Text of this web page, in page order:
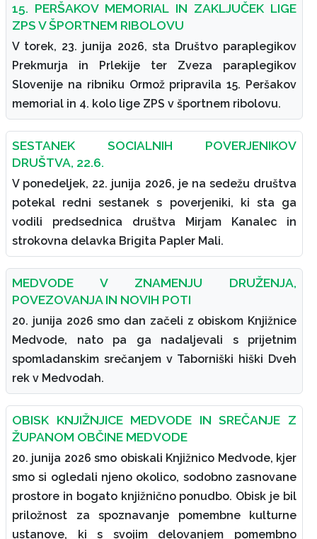
15. PERŠAKOV MEMORIAL IN ZAKLJUČEK LIGE
ZPS V ŠPORTNEM RIBOLOVU
V torek, 23. junija 2026, sta Društvo paraplegikov
Prekmurja in Prlekije ter Zveza paraplegikov
Slovenije na ribniku Ormož pripravila 15. Peršakov
memorial in 4. kolo lige ZPS v športnem ribolovu.
SESTANEK SOCIALNIH POVERJENIKOV
DRUŠTVA, 22.6.
V ponedeljek, 22. junija 2026, je na sedežu društva
potekal redni sestanek s poverjeniki, ki sta ga
vodili predsednica društva Mirjam Kanalec in
strokovna delavka Brigita Papler Mali.
MEDVODE V ZNAMENJU DRUŽENJA,
POVEZOVANJA IN NOVIH POTI
20. junija 2026 smo dan začeli z obiskom Knjižnice
Medvode, nato pa ga nadaljevali s prijetnim
spomladanskim srečanjem v Taborniški hiški Dveh
rek v Medvodah.
OBISK KNJIŽNJICE MEDVODE IN SREČANJE Z
ŽUPANOM OBČINE MEDVODE
20. junija 2026 smo obiskali Knjižnico Medvode, kjer
smo si ogledali njeno okolico, sodobno zasnovane
prostore in bogato knjižnično ponudbo. Obisk je bil
priložnost za spoznavanje pomembne kulturne
ustanove, ki s svojim delovanjem pomembno